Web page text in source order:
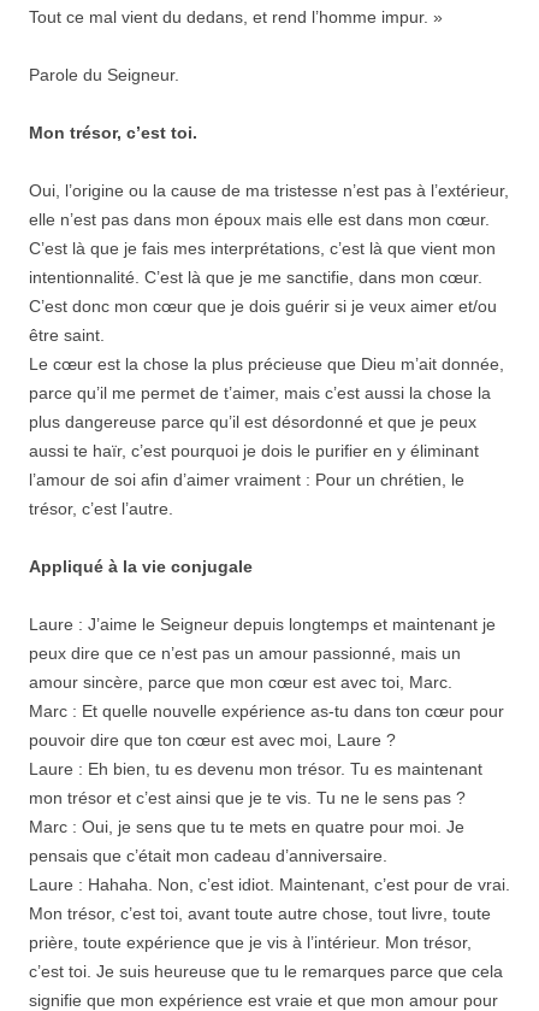
Tout ce mal vient du dedans, et rend l’homme impur. »
Parole du Seigneur.
Mon trésor, c’est toi.
Oui, l’origine ou la cause de ma tristesse n’est pas à l’extérieur,
elle n’est pas dans mon époux mais elle est dans mon cœur.
C’est là que je fais mes interprétations, c’est là que vient mon
intentionnalité. C’est là que je me sanctifie, dans mon cœur.
C’est donc mon cœur que je dois guérir si je veux aimer et/ou
être saint.
Le cœur est la chose la plus précieuse que Dieu m’ait donnée,
parce qu’il me permet de t’aimer, mais c’est aussi la chose la
plus dangereuse parce qu’il est désordonné et que je peux
aussi te haïr, c’est pourquoi je dois le purifier en y éliminant
l’amour de soi afin d’aimer vraiment : Pour un chrétien, le
trésor, c’est l’autre.
Appliqué à la vie conjugale
Laure : J’aime le Seigneur depuis longtemps et maintenant je
peux dire que ce n’est pas un amour passionné, mais un
amour sincère, parce que mon cœur est avec toi, Marc.
Marc : Et quelle nouvelle expérience as-tu dans ton cœur pour
pouvoir dire que ton cœur est avec moi, Laure ?
Laure : Eh bien, tu es devenu mon trésor. Tu es maintenant
mon trésor et c’est ainsi que je te vis. Tu ne le sens pas ?
Marc : Oui, je sens que tu te mets en quatre pour moi. Je
pensais que c’était mon cadeau d’anniversaire.
Laure : Hahaha. Non, c’est idiot. Maintenant, c’est pour de vrai.
Mon trésor, c’est toi, avant toute autre chose, tout livre, toute
prière, toute expérience que je vis à l’intérieur. Mon trésor,
c’est toi. Je suis heureuse que tu le remarques parce que cela
signifie que mon expérience est vraie et que mon amour pour